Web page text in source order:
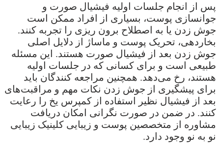
پس از انجام جلسات اولیه فیشیال صورت و
جوانسازی پوست، بسیاری از افراد ممکن است
جوش زدن یا به اصطلاح برون ریزی را تجربه کنند.
بخاردهی، تحریک پوست و ماساژ از دلایل اصلی
جوش زدن بعد از فیشیال صورت هستند. این مسئله
طبیعی است و برای کسانی که در جلسات اولیه
هستند، رخ می‌دهد. همچنین مراجعه کنندگان باید
برای پیشگیری از جوش زدن نکات مهم و مراقبت‌های
بعد از فیشیال نظیر استفاده از کمپرس یخ را رعایت
کنند. در ضمن در صورت نگرانی امکان دریافت
مشاوره از متخصصین پوست و زیبایی کلینیک زیبایی
نو به نو وجود دارد.